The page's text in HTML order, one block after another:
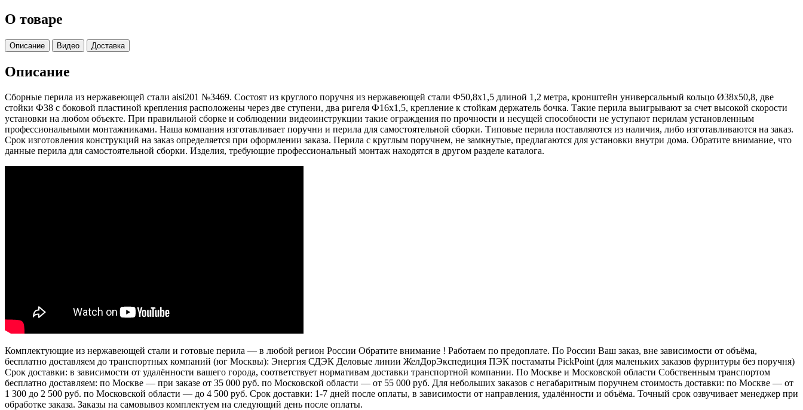
О товаре
Описание Видео Доставка
Описание
Сборные перила из нержавеющей стали aisi201 №3469. Состоят из круглого поручня из нержавеющей стали Ф50,8х1,5 длиной 1,2 метра, кронштейн универсальный кольцо Ø38х50,8, две
стойки Ф38 с боковой пластиной крепления расположены через две ступени, два ригеля Ф16х1,5, крепление к стойкам держатель бочка. Такие перила выигрывают за счет высокой скорости
установки на любом объекте. При правильной сборке и соблюдении видеоинструкции такие ограждения по прочности и несущей способности не уступают перилам установленным
профессиональными монтажниками. Наша компания изготавливает поручни и перила для самостоятельной сборки. Типовые перила поставляются из наличия, либо изготавливаются на заказ.
Срок изготовления конструкций на заказ определяется при оформлении заказа. Перила с круглым поручнем, не замкнутые, предлагаются для установки внутри дома. Обратите внимание, что
данные перила для самостоятельной сборки. Изделия, требующие профессиональный монтаж находятся в другом разделе каталога.
Комплектующие из нержавеющей стали и готовые перила — в любой регион России Обратите внимание ! Работаем по предоплате. По России Ваш заказ, вне зависимости от объёма,
бесплатно доставляем до транспортных компаний (юг Москвы): Энергия СДЭК Деловые линии ЖелДорЭкспедиция ПЭК постаматы PickPoint (для маленьких заказов фурнитуры без поручня)
Срок доставки: в зависимости от удалённости вашего города, соответствует нормативам доставки транспортной компании. По Москве и Московской области Собственным транспортом
бесплатно доставляем: по Москве — при заказе от 35 000 руб. по Московской области — от 55 000 руб. Для небольших заказов с негабаритным поручнем стоимость доставки: по Москве — от
1 300 до 2 500 руб. по Московской области — до 4 500 руб. Срок доставки: 1-7 дней после оплаты, в зависимости от направления, удалённости и объёма. Точный срок озвучивает менеджер при
обработке заказа. Заказы на самовывоз комплектуем на следующий день после оплаты.